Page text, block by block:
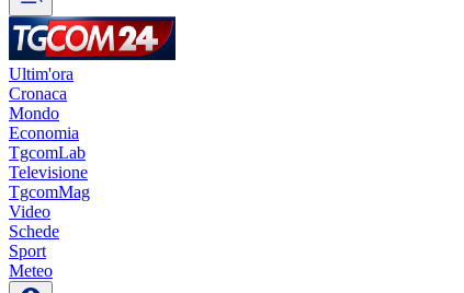
Ultim'ora
Cronaca
Mondo
Economia
TgcomLab
Televisione
TgcomMag
Video
Schede
Sport
Meteo